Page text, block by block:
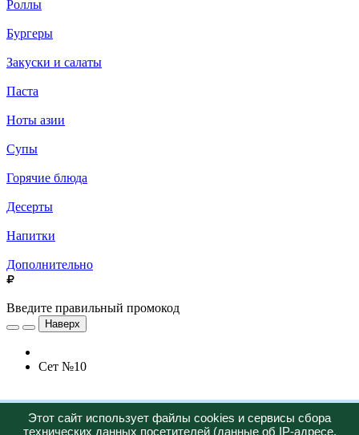
Роллы
Бургеры
Закуски и салаты
Паста
Ноты азии
Супы
Горячие блюда
Десерты
Напитки
Дополнительно
Введите правильный промокод
Наверх
Сет №10
Этот сайт использует файлы cookies и сервисы сбора
технических данных посетителей (данные об IP-адресе,